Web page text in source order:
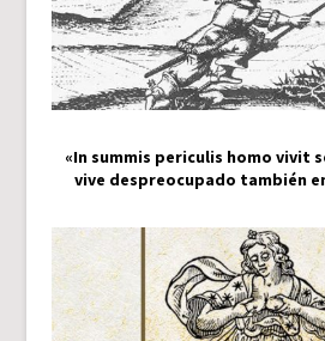
«In summis periculis homo vivit
vive despreocupado también